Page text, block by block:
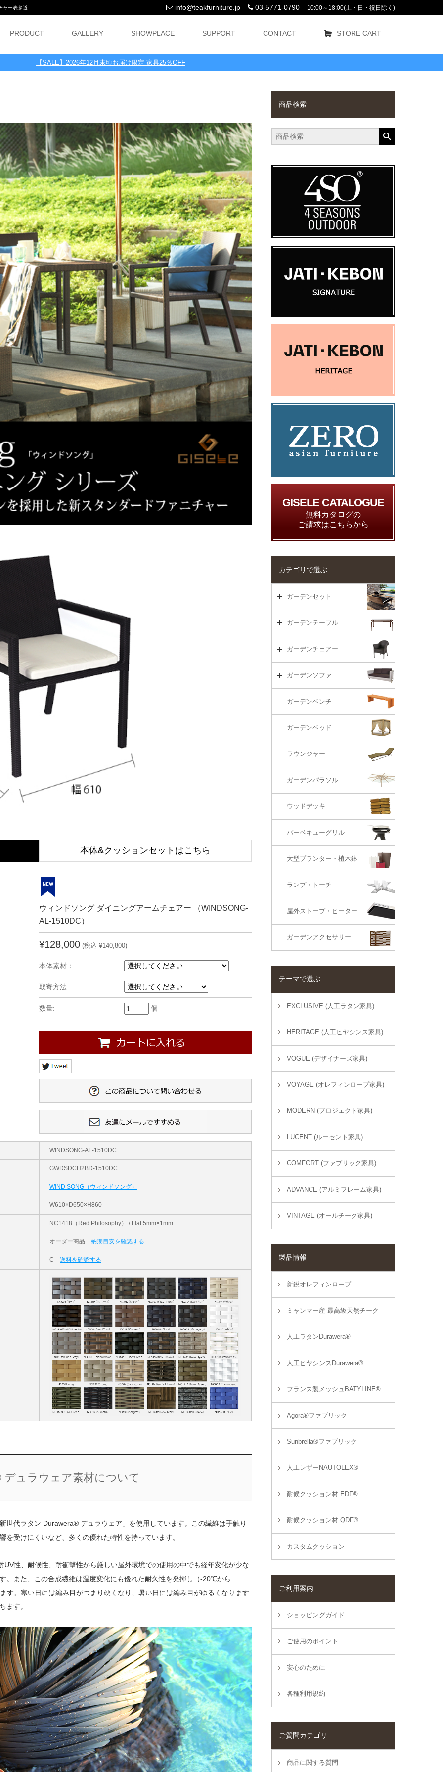
ャー表参道 info@teakfurniture.jp 03-5771-0790 10:00～18:00(土・日・祝日除く)
PRODUCT GALLERY SHOWPLACE SUPPORT CONTACT STORE CART
【SALE】2026年12月末頃お届け限定 家具25％OFF
本体&クッションセットはこちら
ウィンドソング ダイニングアームチェアー （WINDSONG-
AL-1510DC）
¥128,000 (税込 ¥140,800)
本体素材：
取寄方法:
数量: 個
WINDSONG-AL-1510DC
GWDSDCH2BD-1510DC
WIND SONG（ウィンドソング）
W610×D650×H860
NC1418（Red Philosophy） / Flat 5mm×1mm
オーダー商品 納期目安を確認する
C 送料を確認する
ュラウェア素材について
世代ラタン Durawera® デュラウェア」を使用しています。この繊維は手触り
受けにくいなど、多くの優れた特性を持っています。
性、耐候性、耐衝撃性から厳しい屋外環境での使用の中でも経年変化が少な
。また、この合成繊維は温度変化にも優れた耐久性を発揮し（-20℃から
。寒い日には編み目がつまり硬くなり、暑い日には編み目がゆるくなります
ます。
商品検索
GISELE CATALOGUE
無料カタログの
ご請求はこちらから
カテゴリで選ぶ
ガーデンセット
ガーデンセット（海外在庫）
ラウンジ・ベッド
ガーデンテーブル
ガーデンテーブルTOP
ガーデンテーブル（海外在庫）
コーヒーテーブル
カウンター・バーテーブル
ガーデンチェアー
ガーデンチェアーTOP
ガーデンチェアー（海外在庫）
カウンター・バーチェアー
ガーデンソファ
ガーデンソファTOP
3Sソファ
オットマン・スツール
ガーデンベンチ
ガーデンベッド
ラウンジャー
ガーデンパラソル
ウッドデッキ
バーベキューグリル
大型プランター・植木鉢
ランプ・トーチ
屋外ストーブ・ヒーター
ガーデンアクセサリー
テーマで選ぶ
EXCLUSIVE (人工ラタン家具)
HERITAGE (人工ヒヤシンス家具)
VOGUE (デザイナーズ家具)
VOYAGE (オレフィンロープ家具)
MODERN (プロジェクト家具)
LUCENT (ルーセント家具)
COMFORT (ファブリック家具)
ADVANCE (アルミフレーム家具)
VINTAGE (オールチーク家具)
製品情報
新鋭オレフィンロープ
ミャンマー産 最高級天然チーク
人工ラタンDurawera®
人工ヒヤシンスDurawera®
フランス製メッシュBATYLINE®
Agora®ファブリック
Sunbrella®ファブリック
人工レザーNAUTOLEX®
耐候クッション材 EDF®
耐候クッション材 QDF®
カスタムクッション
ご利用案内
ショッピングガイド
ご使用のポイント
安心のために
各種利用規約
ご質問カテゴリ
商品に関する質問